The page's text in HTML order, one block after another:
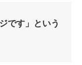
です」という